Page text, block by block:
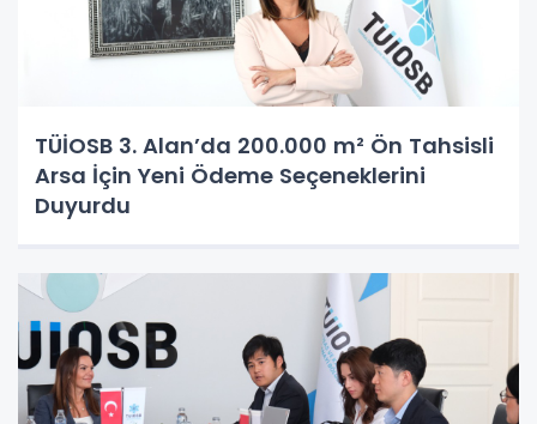
TÜİOSB 3. Alan’da 200.000 m² Ön Tahsisli
Arsa İçin Yeni Ödeme Seçeneklerini
Duyurdu